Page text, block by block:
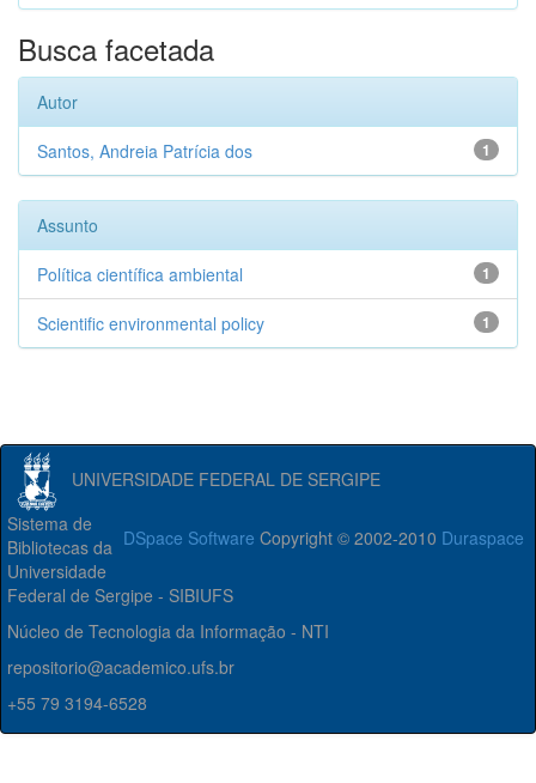
Busca facetada
Autor
1
Santos, Andreia Patrícia dos
Assunto
1
Política científica ambiental
1
Scientific environmental policy
UNIVERSIDADE FEDERAL DE SERGIPE
DSpace Software Copyright © 2002-2010 Duraspace
Sistema de
Bibliotecas da
Universidade
Federal de Sergipe - SIBIUFS
Núcleo de Tecnologia da Informação - NTI
repositorio@academico.ufs.br
+55 79 3194-6528